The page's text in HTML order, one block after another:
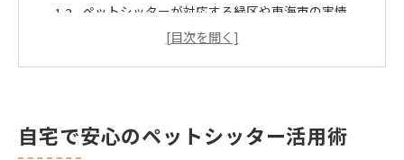
ペットシッターが対応する緑区や東海市の実情
ペットシッター活用でストレス軽減と快適生活
ペットシッター料金は1日あたりどう変わる？
自宅で安心のペットシッター活用術